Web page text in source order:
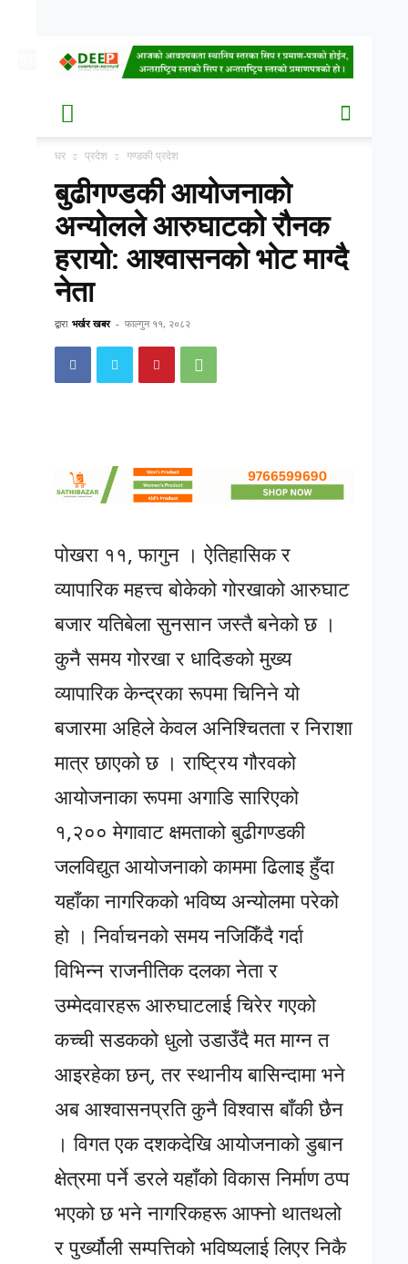
शुक्र, साउन २२, २०८३
घर प्रदेश गण्डकी प्रदेश
बुढीगण्डकी आयोजनाको
अन्योलले आरुघाटको रौनक
हरायो: आश्वासनको भोट माग्दै
नेता
द्वारा भर्खर खबर - फाल्गुन ११, २०८२
पोखरा ११, फागुन । ऐतिहासिक र
व्यापारिक महत्त्व बोकेको गोरखाको आरुघाट
बजार यतिबेला सुनसान जस्तै बनेको छ ।
कुनै समय गोरखा र धादिङको मुख्य
व्यापारिक केन्द्रका रूपमा चिनिने यो
बजारमा अहिले केवल अनिश्चितता र निराशा
मात्र छाएको छ । राष्ट्रिय गौरवको
आयोजनाका रूपमा अगाडि सारिएको
१,२०० मेगावाट क्षमताको बुढीगण्डकी
जलविद्युत आयोजनाको काममा ढिलाइ हुँदा
यहाँका नागरिकको भविष्य अन्योलमा परेको
हो । निर्वाचनको समय नजिकिँदै गर्दा
विभिन्न राजनीतिक दलका नेता र
उम्मेदवारहरू आरुघाटलाई चिरेर गएको
कच्ची सडकको धुलो उडाउँदै मत माग्न त
आइरहेका छन्, तर स्थानीय बासिन्दामा भने
अब आश्वासनप्रति कुनै विश्वास बाँकी छैन
। विगत एक दशकदेखि आयोजनाको डुबान
क्षेत्रमा पर्ने डरले यहाँको विकास निर्माण ठप्प
भएको छ भने नागरिकहरू आफ्नो थातथलो
र पुर्ख्यौली सम्पत्तिको भविष्यलाई लिएर निकै